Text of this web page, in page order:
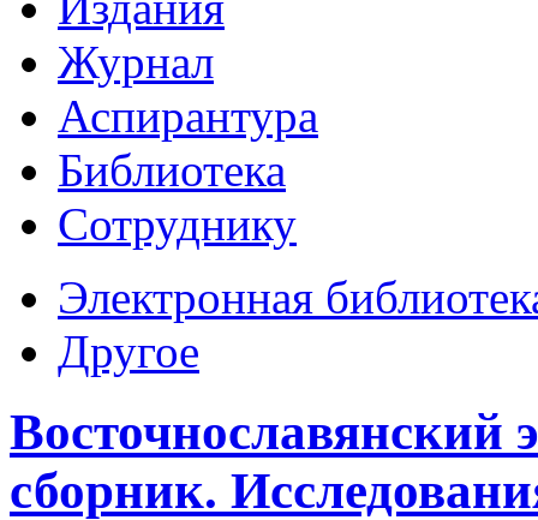
Журнал
Аспирантура
Библиотека
Сотруднику
Электронная
Другое
Восточнославянский
сборник.